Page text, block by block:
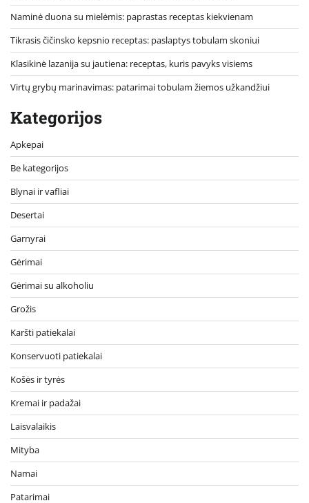
Naminė duona su mielėmis: paprastas receptas kiekvienam
Tikrasis čičinsko kepsnio receptas: paslaptys tobulam skoniui
Klasikinė lazanija su jautiena: receptas, kuris pavyks visiems
Virtų grybų marinavimas: patarimai tobulam žiemos užkandžiui
Kategorijos
Apkepai
Be kategorijos
Blynai ir vafliai
Desertai
Garnyrai
Gėrimai
Gėrimai su alkoholiu
Grožis
Karšti patiekalai
Konservuoti patiekalai
Košės ir tyrės
Kremai ir padažai
Laisvalaikis
Mityba
Namai
Patarimai